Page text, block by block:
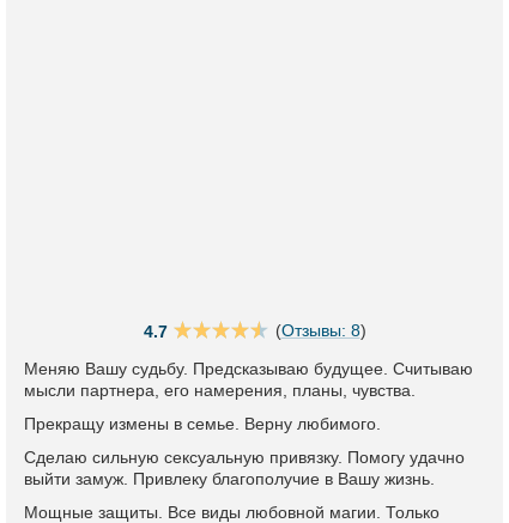
4.7 (Отзывы: 8)
Меняю Вашу судьбу. Предсказываю будущее. Считываю
мысли партнера, его намерения, планы, чувства.
Прекращу измены в семье. Верну любимого.
Сделаю сильную сексуальную привязку. Помогу удачно
выйти замуж. Привлеку благополучие в Вашу жизнь.
Мощные защиты. Все виды любовной магии. Только